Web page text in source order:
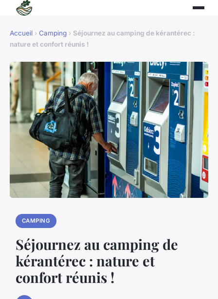
Accueil › Camping › Séjournez au camping de kérantérec :
nature et confort réunis !
CAMPING
Séjournez au camping de
kérantérec : nature et
confort réunis !